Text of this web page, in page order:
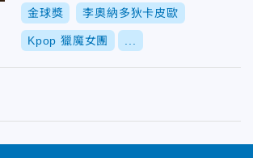
金球獎 李奧納多狄卡皮歐
Kpop 獵魔女團